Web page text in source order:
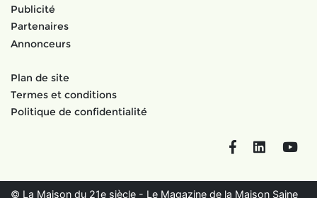
Publicité
Partenaires
Annonceurs
Plan de site
Termes et conditions
Politique de confidentialité
FacebookLinkedIn
© La Maison du 21e siècle - Le Magazine de la Maison Saine